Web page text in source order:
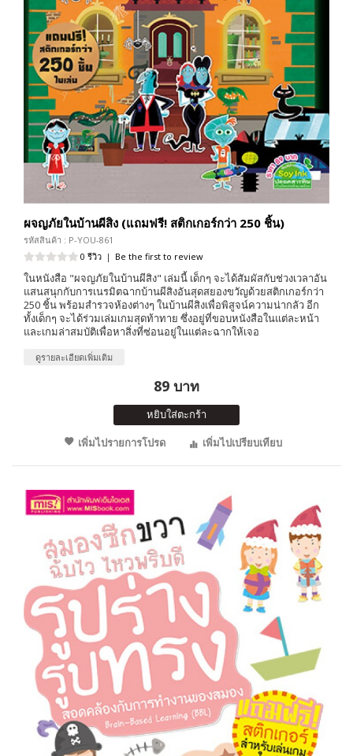
ผจญภัยในบ้านผีสิง (แถมฟรี! สติกเกอร์กว่า 250 ชิ้น)
รหัสสินค้า : P-YOU-861
0 รีวิว | Be the first to review
ในหนังสือ "ผจญภัยในบ้านผีสิง" เล่มนี้ เด็กๆ จะได้สัมผัสกับช่วงเวลาอัน
แสนสนุกกับการเนรมิตฉากบ้านผีสิงอันสุดสยองขวัญด้วยสติกเกอร์กว่า
250 ชิ้น พร้อมสำรวจห้องต่างๆ ในบ้านผีสิงเพื่อพิสูจน์ความน่ากลัว อีก
ทั้งเด็กๆ จะได้ร่วมเล่มเกมสุดท้าทาย ซึ่งอยู่ที่ขอบหนังสือในแต่ละหน้า
และเกมล่าสมบัติเพื่อหาสิ่งที่ซ่อนอยู่ในแต่ละฉากให้เจอ
ดูรายละเอียดเพิ่มเติม
89 บาท
หยิบใส่ตะกร้า
เพิ่มไปรายการโปรด
เพิ่มไปเปรียบเทียบ